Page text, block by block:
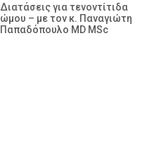
Διατάσεις για τενοντίτιδα
ώμου – με τον κ. Παναγιώτη
Παπαδόπουλο MD MSc